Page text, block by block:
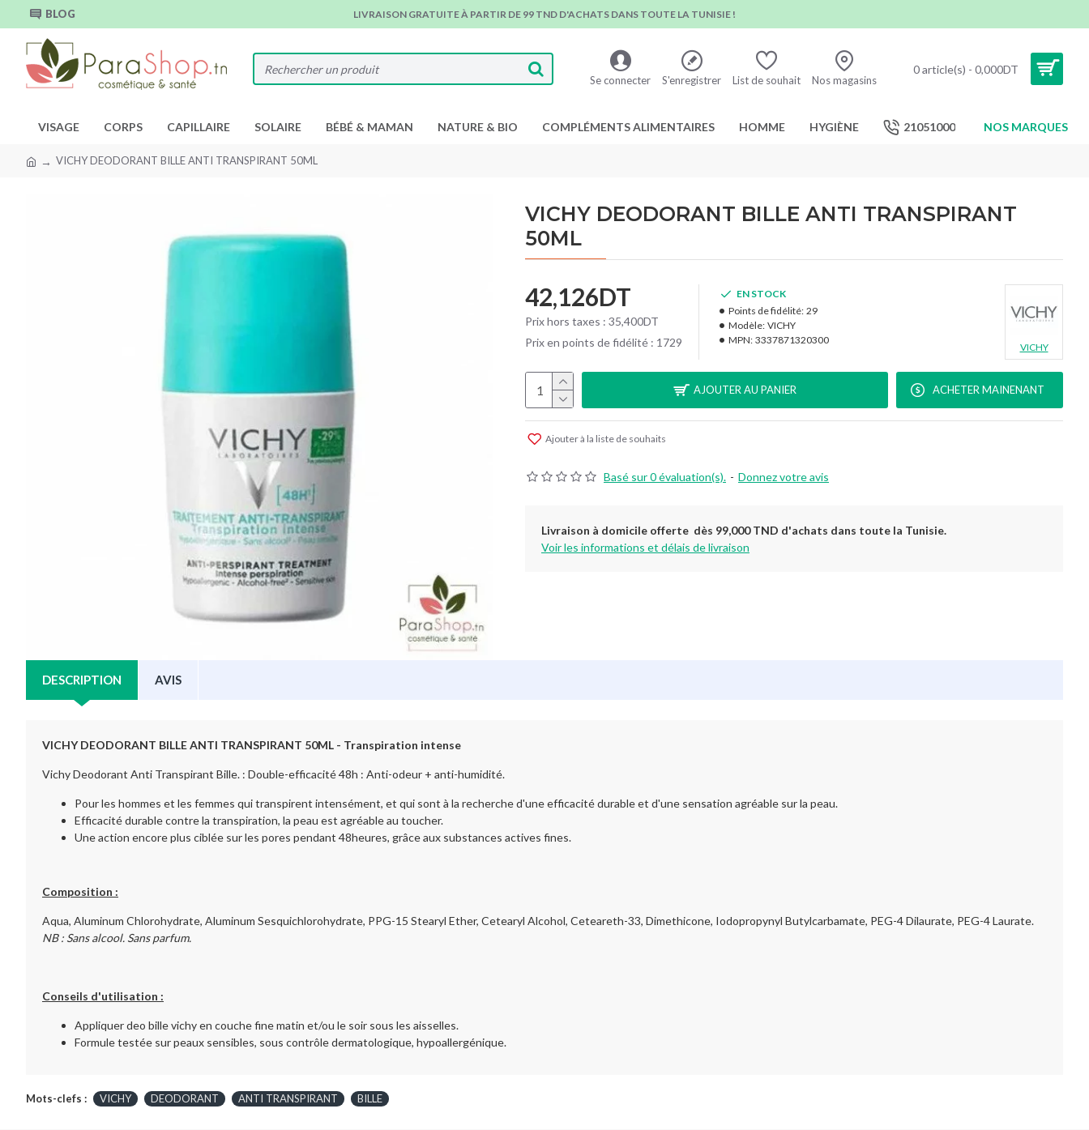
BLOG LIVRAISON GRATUITE À PARTIR DE 99 TND D'ACHATS DANS TOUTE LA TUNISIE !
Se connecter S'enregistrer List de souhait Nos magasins
0 article(s) - 0,000DT
VISAGE CORPS CAPILLAIRE SOLAIRE BÉBÉ & MAMAN NATURE & BIO COMPLÉMENTS ALIMENTAIRES HOMME HYGIÈNE 21051000 NOS MARQUES
VICHY DEODORANT BILLE ANTI TRANSPIRANT 50ML
VICHY DEODORANT BILLE ANTI TRANSPIRANT
50ML
Basé sur 0 évaluation(s). - Donnez votre avis
42,126DT
Prix hors taxes : 35,400DT
Prix en points de fidélité : 1729
EN STOCK
Points de fidélité: 29
Modèle: VICHY
MPN: 3337871320300
VICHY
AJOUTER AU PANIER ACHETER MAINENANT
Ajouter à la liste de souhaits
Livraison à domicile offerte dès 99,000 TND d'achats dans toute la Tunisie.
Voir les informations et délais de livraison
DESCRIPTION AVIS
VICHY DEODORANT BILLE ANTI TRANSPIRANT 50ML - Transpiration intense
Vichy Deodorant Anti Transpirant Bille. : Double-efficacité 48h : Anti-odeur + anti-humidité.
Pour les hommes et les femmes qui transpirent intensément, et qui sont à la recherche d'une efficacité durable et d'une sensation agréable sur la peau.
Efficacité durable contre la transpiration, la peau est agréable au toucher.
Une action encore plus ciblée sur les pores pendant 48heures, grâce aux substances actives fines.
Composition :
Aqua, Aluminum Chlorohydrate, Aluminum Sesquichlorohydrate, PPG-15 Stearyl Ether, Cetearyl Alcohol, Ceteareth-33, Dimethicone, Iodopropynyl Butylcarbamate, PEG-4 Dilaurate, PEG-4 Laurate.
NB : Sans alcool. Sans parfum.
Conseils d'utilisation :
Appliquer deo bille vichy en couche fine matin et/ou le soir sous les aisselles.
Formule testée sur peaux sensibles, sous contrôle dermatologique, hypoallergénique.
Mots-clefs : VICHY DEODORANT ANTI TRANSPIRANT BILLE